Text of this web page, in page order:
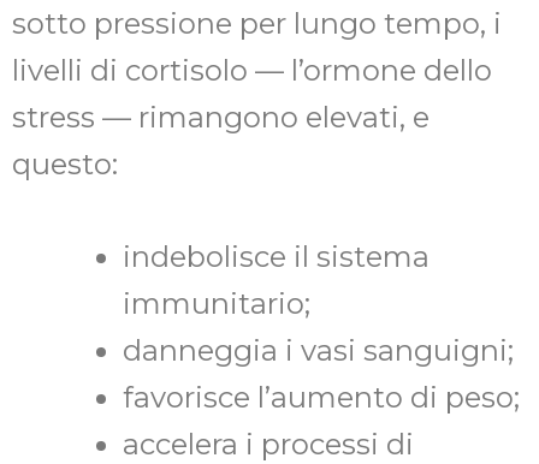
sotto pressione per lungo tempo, i
livelli di cortisolo — l’ormone dello
stress — rimangono elevati, e
questo:
indebolisce il sistema
immunitario;
danneggia i vasi sanguigni;
favorisce l’aumento di peso;
accelera i processi di